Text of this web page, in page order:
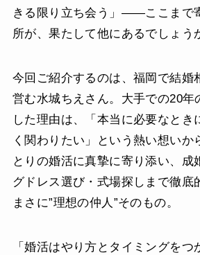
きる限り立ち会う」――ここまで
所が、果たして他にあるでしょう
今回ご紹介するのは、福岡で結婚
営む水城ちえさん。大手での20年
した理由は、「本当に必要なとき
く関わりたい」という熱い想いか
とりの婚活に真摯に寄り添い、成
グドレス選び・式場探しまで徹底
まさに”理想の仲人”そのもの。
「婚活はやり方とタイミングをつ